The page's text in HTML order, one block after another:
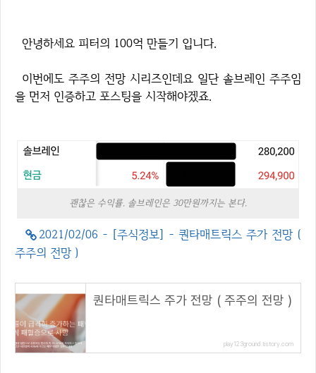
안녕하세요 피터의 100억 만들기 입니다.
이번에도 주주의 전망 시리즈인데요 일단 솔브레인 주주임
을 먼저 인증하고 포스팅을 시작해야겠죠.
괜찮은 수익률. 솔브레인은 30만원까지는 본다.
2021/02/06 - [주식정보] - 퀀타매트릭스 주가 전망 (
주주의 전망 )
퀀타매트릭스 주가 전망 ( 주주의 전망 )
play123ground.tistory.com